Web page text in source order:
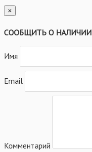
×
СООБЩИТЬ О НАЛИЧИИ
Имя
Email
Комментарий